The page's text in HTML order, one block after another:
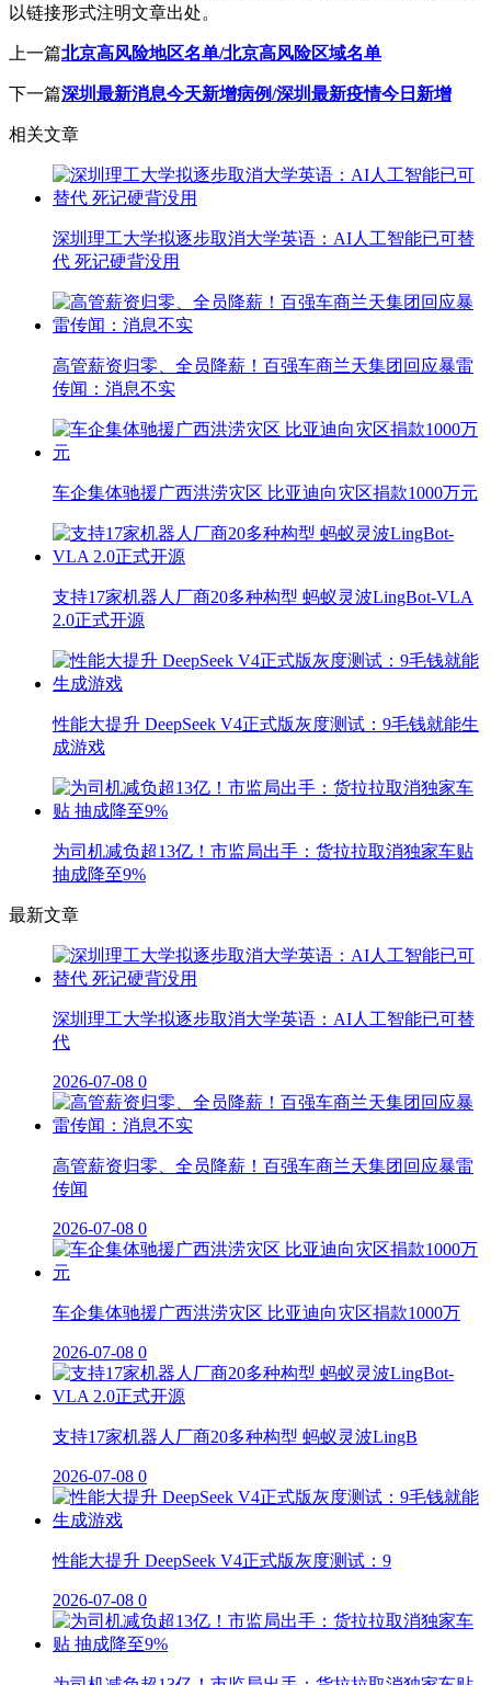
以链接形式注明文章出处。
上一篇北京高风险地区名单/北京高风险区域名单
下一篇深圳最新消息今天新增病例/深圳最新疫情今日新增
相关文章
深圳理工大学拟逐步取消大学英语：AI人工智能已可替
代 死记硬背没用
高管薪资归零、全员降薪！百强车商兰天集团回应暴雷
传闻：消息不实
车企集体驰援广西洪涝灾区 比亚迪向灾区捐款1000万元
支持17家机器人厂商20多种构型 蚂蚁灵波LingBot-VLA
2.0正式开源
性能大提升 DeepSeek V4正式版灰度测试：9毛钱就能生
成游戏
为司机减负超13亿！市监局出手：货拉拉取消独家车贴
抽成降至9%
最新文章
深圳理工大学拟逐步取消大学英语：AI人工智能已可替
代
2026-07-08 0
高管薪资归零、全员降薪！百强车商兰天集团回应暴雷
传闻
2026-07-08 0
车企集体驰援广西洪涝灾区 比亚迪向灾区捐款1000万
2026-07-08 0
支持17家机器人厂商20多种构型 蚂蚁灵波LingB
2026-07-08 0
性能大提升 DeepSeek V4正式版灰度测试：9
2026-07-08 0